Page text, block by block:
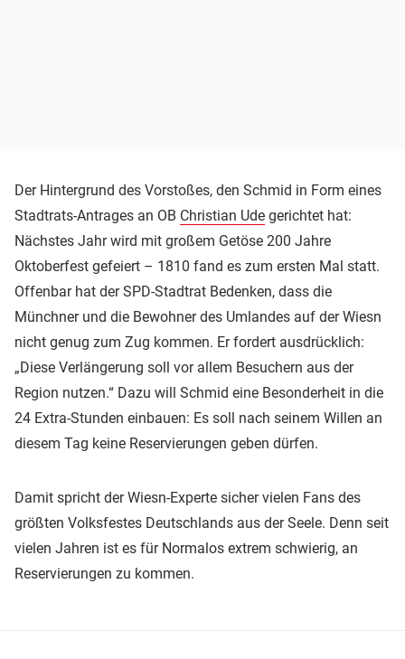
Der Hintergrund des Vorstoßes, den Schmid in Form eines
Stadtrats-Antrages an OB Christian Ude gerichtet hat:
Nächstes Jahr wird mit großem Getöse 200 Jahre
Oktoberfest gefeiert – 1810 fand es zum ersten Mal statt.
Offenbar hat der SPD-Stadtrat Bedenken, dass die
Münchner und die Bewohner des Umlandes auf der Wiesn
nicht genug zum Zug kommen. Er fordert ausdrücklich:
„Diese Verlängerung soll vor allem Besuchern aus der
Region nutzen.“ Dazu will Schmid eine Besonderheit in die
24 Extra-Stunden einbauen: Es soll nach seinem Willen an
diesem Tag keine Reservierungen geben dürfen.
Damit spricht der Wiesn-Experte sicher vielen Fans des
größten Volksfestes Deutschlands aus der Seele. Denn seit
vielen Jahren ist es für Normalos extrem schwierig, an
Reservierungen zu kommen.